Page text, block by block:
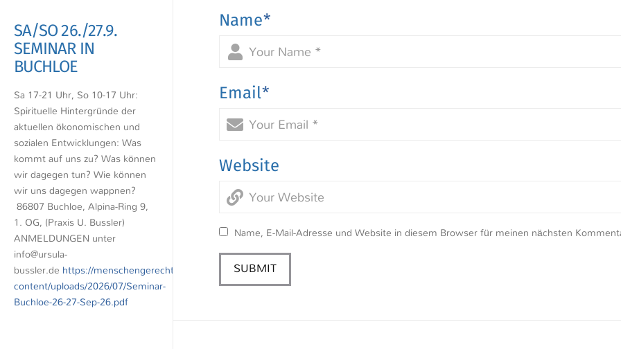
Name*
Email*
Website
Name, E-Mail-Adresse und Website in diesem Browser für meinen nächsten
SA/SO 26./27.9.
SEMINAR IN
BUCHLOE
Sa 17-21 Uhr, So 10-17 Uhr:
Spirituelle Hintergründe der
aktuellen ökonomischen und
sozialen Entwicklungen: Was
kommt auf uns zu? Was können
wir dagegen tun? Wie können
wir uns dagegen wappnen?
86807 Buchloe, Alpina-Ring 9,
1. OG, (Praxis U. Bussler)
ANMELDUNGEN unter
info@ursula-
bussler.de https://menschengerechtewirtschaft.de/wp-
content/uploads/2026/07/Seminar-
Buchloe-26-27-Sep-26.pdf